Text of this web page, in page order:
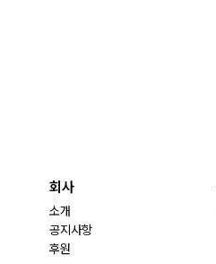
회사
소개
공지사항
후원